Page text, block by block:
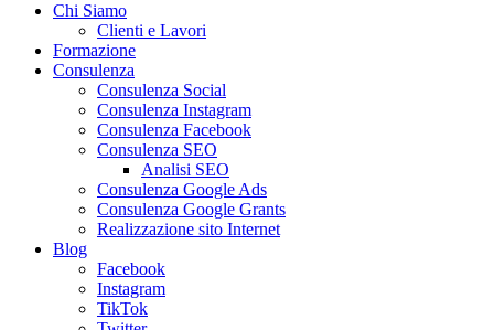
Chi Siamo
Clienti e Lavori
Formazione
Consulenza
Consulenza Social
Consulenza Instagram
Consulenza Facebook
Consulenza SEO
Analisi SEO
Consulenza Google Ads
Consulenza Google Grants
Realizzazione sito Internet
Blog
Facebook
Instagram
TikTok